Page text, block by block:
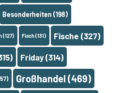
Besonderheiten (198)
(127) Fisch(131) Fische (327)
Friday(314)
Großhandel (469)